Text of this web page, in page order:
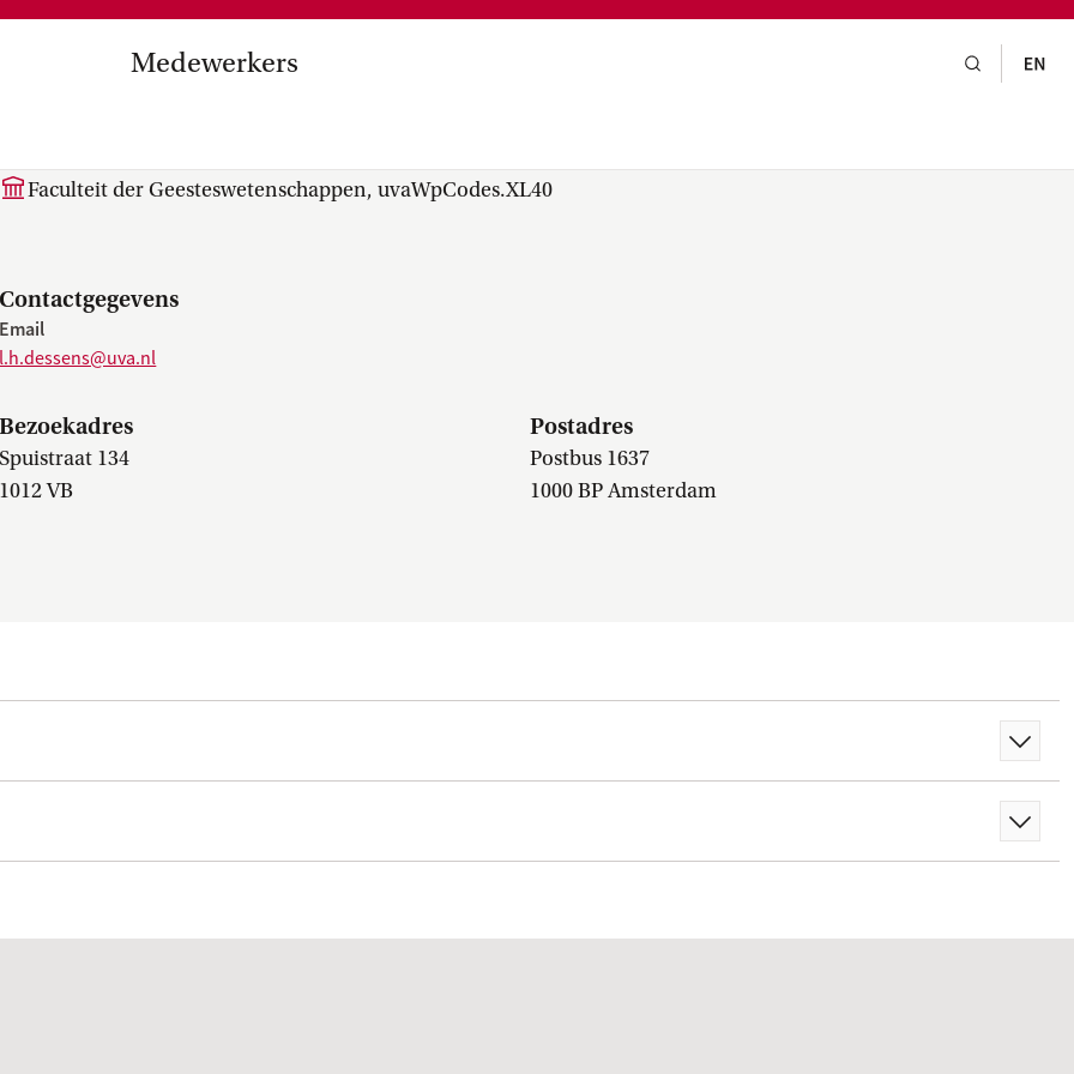
Medewerkers
plan, instellingsplan,
Internationalisering in
Medezeggenschap, ondernemingsraad,
Faculteit der Geesteswetenschappen, uvaWpCodes.XL40
Contactgegevens
Email
l.h.dessens@uva.nl
Bezoekadres
Spuistraat 134
1012 VB
Postadres
Postbus 1637
1000 BP Amsterdam